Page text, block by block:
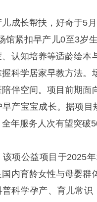
成长帮扶，好奇于5
馆紧扣早产儿0至3岁
认知培养等适龄绘本
握科学居家早教方法
伴空间。项目前期面
早产宝宝成长。据项
年服务人次有望突破
项公益项目于2025
内育龄女性与母婴群
普科学孕产、育儿常